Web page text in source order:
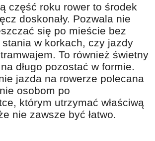
klienci
część roku rower to środek
doskonały. Pozwala nie
się po mieście bez
w korkach, czy jazdy
To również świetny
długo pozostać w formie.
jazda na rowerze polecana
osobom po
którym utrzymać właściwą
nie zawsze być łatwo.